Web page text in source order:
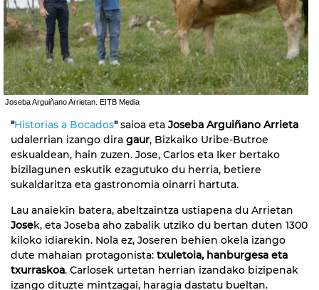
Joseba Arguiñano Arrietan. EITB Media
"Historias a Bocados"saioa eta Joseba Arguiñano Arrieta
udalerrian izango dira gaur, Bizkaiko Uribe-Butroe
eskualdean, hain zuzen. Jose, Carlos eta Iker bertako
bizilagunen eskutik ezagutuko du herria, betiere
sukaldaritza eta gastronomia oinarri hartuta.
Lau anaiekin batera, abeltzaintza ustiapena du Arrietan
Josek, eta Joseba aho zabalik utziko du bertan duten 1300
kiloko idiarekin. Nola ez, Joseren behien okela izango
dute mahaian protagonista: txuletoia, hanburgesa eta
txurraskoa. Carlosek urtetan herrian izandako bizipenak
izango dituzte mintzagai, haragia dastatu bueltan.